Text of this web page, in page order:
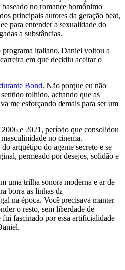
no romance homônimo
principais autores da geração beat,
para entender a sexualidade do
a substâncias.
italiano, Daniel voltou a
em que decidiu aceitar o
Bond. Não porque eu não
tolhido, achando que as
me esforçando demais para ser um
2006 e 2021, período que consolidou
no cinema.
arquétipo do agente secreto e se
permeado por desejos, solidão e
uma trilha sonora moderna e ar de
borra as linhas da
na época. Você precisava manter
o resto, sem liberdade de
fui fascinado por essa artificialidade